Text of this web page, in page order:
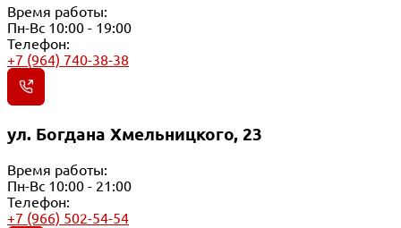
Время работы:
Пн-Вс 10:00 - 19:00
Телефон:
+7 (964) 740-38-38
ул. Богдана Хмельницкого, 23
Время работы:
Пн-Вс 10:00 - 21:00
Телефон:
+7 (966) 502-54-54